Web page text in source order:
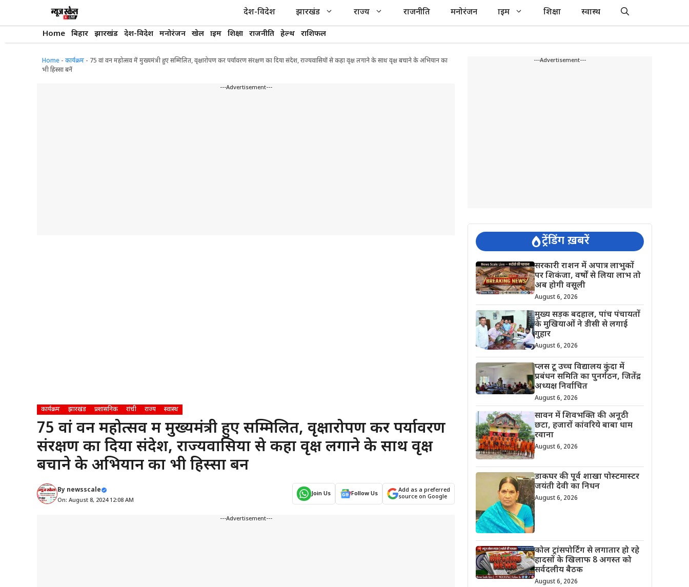
देश-विदेश झारखंड राज्य राजनीति मनोरंजन क्राइम शिक्षा स्वास्थ
Home बिहार झारखंड देश-विदेश मनोरंजन खेल क्राइम शिक्षा राजनीति हेल्थ राशिफल
Home - कार्यक्रम - 75 वां वन महोत्सव में मुख्यमंत्री हुए सम्मिलित, वृक्षारोपण कर पर्यावरण संरक्षण का दिया संदेश, राज्यवासियों से कहा वृक्ष लगाने के साथ वृक्ष बचाने के अभियान का
भी हिस्सा बनें
---Advertisement---
कार्यक्रम झारखंड प्रशासनिक रांची राज्य स्वास्थ
75 वां वन महोत्सव में मुख्यमंत्री हुए सम्मिलित, वृक्षारोपण कर पर्यावरण
संरक्षण का दिया संदेश, राज्यवासियों से कहा वृक्ष लगाने के साथ वृक्ष
बचाने के अभियान का भी हिस्सा बनें
By newsscale
On: August 8, 2024 12:08 AM
Join Us Follow Us
Add as a preferred
source on Google
---Advertisement---
---Advertisement---
ट्रेंडिंग ख़बरें
सरकारी राशन में अपात्र लाभुकों
पर शिकंजा, वर्षों से लिया लाभ तो
अब होगी वसूली
August 6, 2026
मुख्य सड़क बदहाल, पांच पंचायतों
के मुखियाओं ने डीसी से लगाई
गुहार
August 6, 2026
प्लस टू उच्च विद्यालय कुंदा में
प्रबंधन समिति का पुनर्गठन, जितेंद्र
अध्यक्ष निर्वाचित
August 6, 2026
सावन में शिवभक्ति की अनूठी
छटा, हजारों कांवरिये बाबा धाम
रवाना
August 6, 2026
डाकघर की पूर्व शाखा पोस्टमास्टर
जयंती देवी का निधन
August 6, 2026
कोल ट्रांसपोर्टिंग से लगातार हो रहे
हादसों के खिलाफ 8 अगस्त को
सर्वदलीय बैठक
August 6, 2026